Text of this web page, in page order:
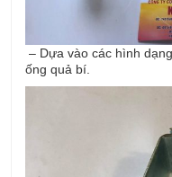
– Dựa vào các hình
ống quả bí.